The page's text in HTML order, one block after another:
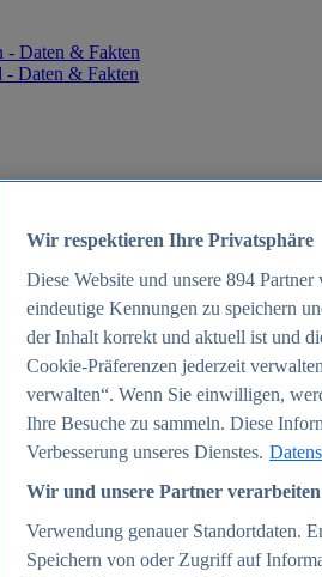
- Daten & Fakten
- Daten & Fakten
2012-2025
weltweit 2025
2025
in Deutschland 2025
Wir respektieren Ihre Privatsphäre
Diese Website und unsere 894 Partner
eindeutige Kennungen zu speichern
der Inhalt korrekt und aktuell ist und
Cookie-Präferenzen jederzeit
verwalten“. Wenn Sie einwilligen,
Ihre Besuche zu sammeln. Diese
Verbesserung unseres Dienstes.
Wir und unsere Partner
Verwendung genauer Standortdaten.
Speichern von oder Zugriff auf